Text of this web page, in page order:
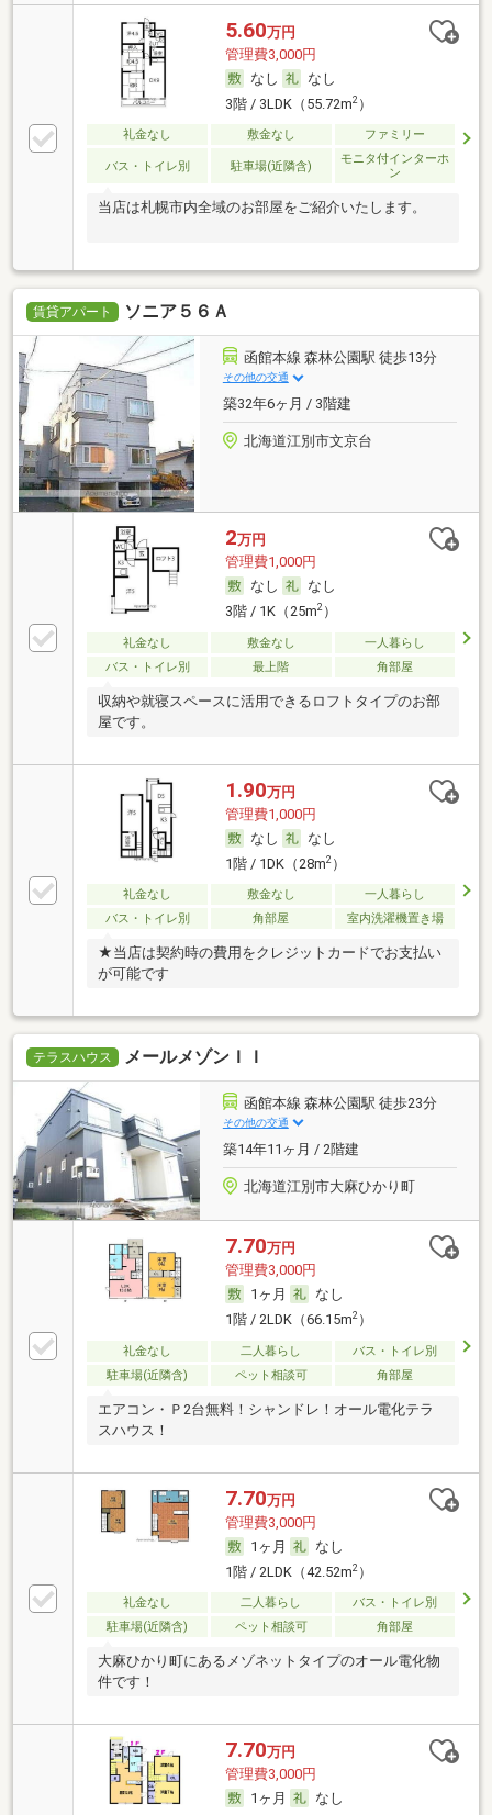
5.60万円
管理費3,000円
なし
なし
3階 / 3LDK（55.72m2）
礼金なし 敷金なし ファミリー
バス・トイレ別 駐車場(近隣含)
モニタ付インターホ
ン
当店は札幌市内全域のお部屋をご紹介いたします。
賃貸アパート ソニア５６Ａ
函館本線 森林公園駅 徒歩13分
その他の交通
築32年6ヶ月 / 3階建
北海道江別市文京台
2万円
管理費1,000円
なし
なし
3階 / 1K（25m2）
礼金なし 敷金なし
一人暮らし
バス・トイレ別
最上階 角部屋
収納や就寝スペースに活用できるロフトタイプのお部
屋です。
1.90万円
管理費1,000円
なし
なし
1階 / 1DK（28m2）
礼金なし 敷金なし
一人暮らし
バス・トイレ別
角部屋 室内洗濯機置き場
★当店は契約時の費用をクレジットカードでお支払い
が可能です
テラスハウス メールメゾンＩＩ
函館本線 森林公園駅 徒歩23分
その他の交通
築14年11ヶ月 / 2階建
北海道江別市大麻ひかり町
7.70万円
管理費3,000円
1ヶ月
なし
1階 / 2LDK（66.15m2）
礼金なし 二人暮らし
バス・トイレ別
駐車場(近隣含)
ペット相談可 角部屋
エアコン・Ｐ2台無料！シャンドレ！オール電化テラ
スハウス！
7.70万円
管理費3,000円
1ヶ月
なし
1階 / 2LDK（42.52m2）
礼金なし 二人暮らし
バス・トイレ別
駐車場(近隣含)
ペット相談可 角部屋
大麻ひかり町にあるメゾネットタイプのオール電化物
件です！
7.70万円
管理費3,000円
1ヶ月
なし